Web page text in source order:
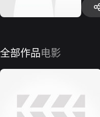
全部作品电影